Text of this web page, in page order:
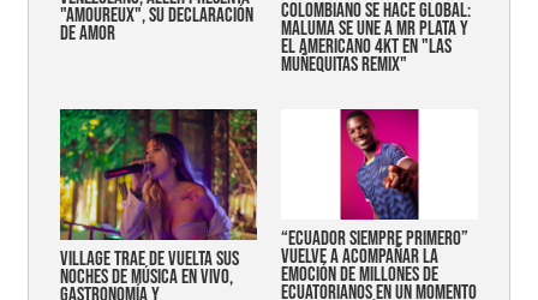
"AMOUREUX", SU DECLARACIÓN
DE AMOR
COLOMBIANO SE HACE GLOBAL:
MALUMA SE UNE A MR PLATA Y
EL AMERICANO 4KT EN "LAS
MUÑEQUITAS REMIX"
Village trae de vuelta sus
noches de música en vivo,
“Ecuador siempre primero”
vuelve a acompañar la
emoción de millones de
ecuatorianos en un momento